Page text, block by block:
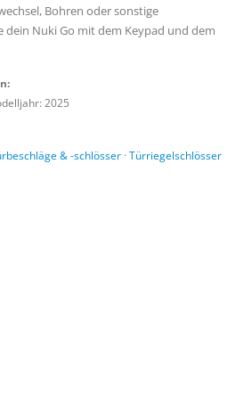
Bohren oder sonstige
Nuki Go mit dem Keypad und dem
2025
& -schlösser · Türriegelschlösser